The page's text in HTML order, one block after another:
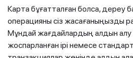
Карта бұғатталған болса, дереу
операцияны сіз жасағаныңызды
Мұндай жағдайлардың алдын алу
жоспарланған ірі немесе